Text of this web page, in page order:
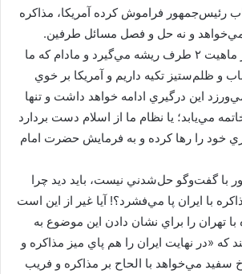
رئيس‌جمهور فراموش كرده آمريكا، مذاكره
مي‌خواهد و نه حل و فصل مسائل طرفين.
درگيري ما با آمريكا از ماهيت ۲ طرف ريشه مي‌گيرد و مادام كه ما
و ظلم‌ستيز تكيه داريم و آمريكا بر خوي
اين درگيري ادامه خواهد داشت و تنها
صورت، خاتمه مي‌يابد؛ يا نظام ما از اسلام دست بردارد
خود را رها كرده و به فرمايش حضرت امام
مسائل ۲ كشور با گفت‌وگو حل‌شدني نيست، بايد ديد چرا
با ايران پا مي‌فشرد؟! آيا غير از اين است
با تهران را براي نشان دادن اين موضوع به
كه «در نهايت ايران را هم پاي ميز مذاكره و
سفيد مي‌خواهد با الحاح بر مذاكره و فريب